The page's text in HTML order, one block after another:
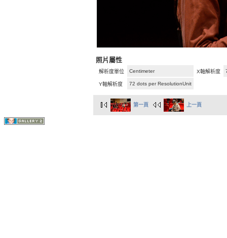
照片屬性
解析度單位 Centimeter X軸解析度
Y軸解析度 72 dots per ResolutionUnit
第一頁 上一頁